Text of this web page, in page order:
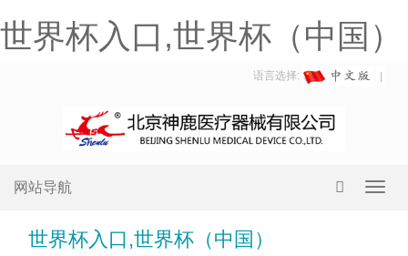
世界杯入口,世界杯（中国）
语言选择:
网站导航
世界杯入口,世界杯（中国）